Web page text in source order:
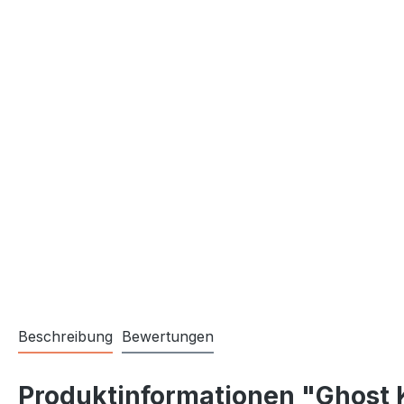
Beschreibung Bewertungen
Produktinformationen "Ghost